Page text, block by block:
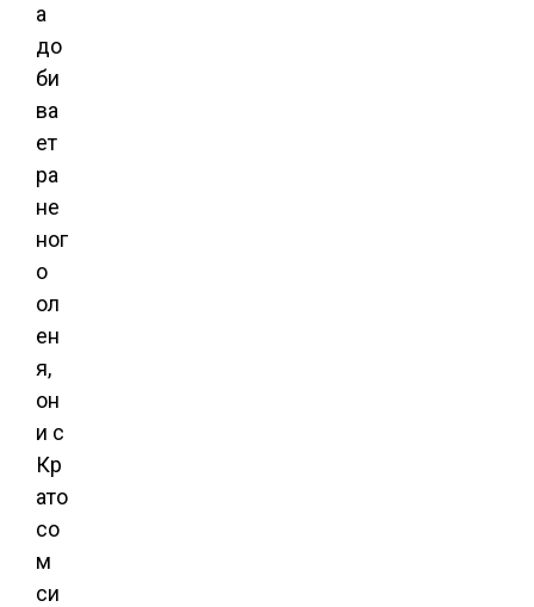
а
до
би
ва
ет
ра
не
ног
о
ол
ен
я,
он
и с
Кр
ато
со
м
си